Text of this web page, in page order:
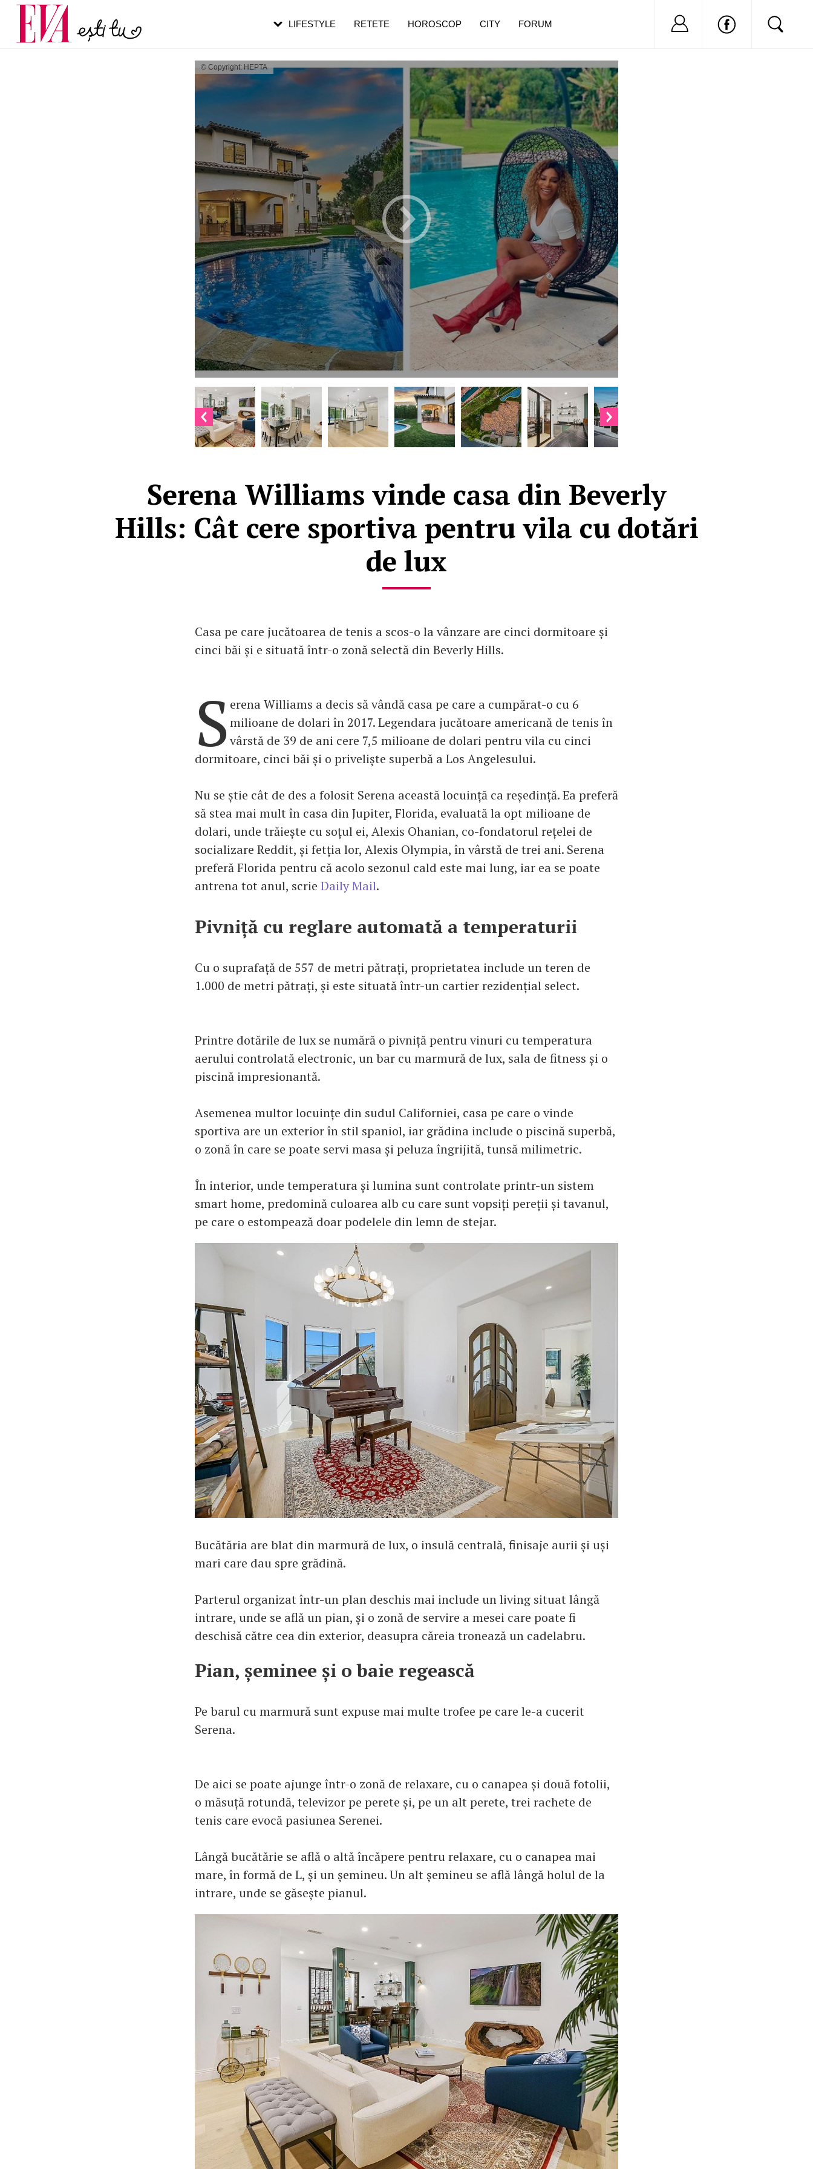
© Copyright: HEPTA
Serena Williams vinde casa din Beverly
Hills: Cât cere sportiva pentru vila cu dotări
de lux
Casa pe care jucătoarea de tenis a scos-o la vânzare are cinci dormitoare și
cinci băi și e situată într-o zonă selectă din Beverly Hills.
S erena Williams a decis să vândă casa pe care a cumpărat-o cu 6
milioane de dolari în 2017. Legendara jucătoare americană de tenis în
vârstă de 39 de ani cere 7,5 milioane de dolari pentru vila cu cinci
dormitoare, cinci băi și o priveliște superbă a Los Angelesului.
Nu se știe cât de des a folosit Serena această locuință ca reședință. Ea preferă
să stea mai mult în casa din Jupiter, Florida, evaluată la opt milioane de
dolari, unde trăiește cu soțul ei, Alexis Ohanian, co-fondatorul rețelei de
socializare Reddit, și fetția lor, Alexis Olympia, în vârstă de trei ani. Serena
preferă Florida pentru că acolo sezonul cald este mai lung, iar ea se poate
antrena tot anul, scrie Daily Mail.
Pivniță cu reglare automată a temperaturii
Cu o suprafață de 557 de metri pătrați, proprietatea include un teren de
1.000 de metri pătrați, și este situată într-un cartier rezidențial select.
Printre dotările de lux se numără o pivniță pentru vinuri cu temperatura
aerului controlată electronic, un bar cu marmură de lux, sala de fitness și o
piscină impresionantă.
Asemenea multor locuințe din sudul Californiei, casa pe care o vinde
sportiva are un exterior în stil spaniol, iar grădina include o piscină superbă,
o zonă în care se poate servi masa și peluza îngrijită, tunsă milimetric.
În interior, unde temperatura și lumina sunt controlate printr-un sistem
smart home, predomină culoarea alb cu care sunt vopsiți pereții și tavanul,
pe care o estompează doar podelele din lemn de stejar.
Bucătăria are blat din marmură de lux, o insulă centrală, finisaje aurii și uși
mari care dau spre grădină.
Parterul organizat într-un plan deschis mai include un living situat lângă
intrare, unde se află un pian, și o zonă de servire a mesei care poate fi
deschisă către cea din exterior, deasupra căreia tronează un cadelabru.
Pian, șeminee și o baie regească
Pe barul cu marmură sunt expuse mai multe trofee pe care le-a cucerit
Serena.
De aici se poate ajunge într-o zonă de relaxare, cu o canapea și două fotolii,
o măsuță rotundă, televizor pe perete și, pe un alt perete, trei rachete de
tenis care evocă pasiunea Serenei.
Lângă bucătărie se află o altă încăpere pentru relaxare, cu o canapea mai
mare, în formă de L, și un șemineu. Un alt șemineu se află lângă holul de la
intrare, unde se găsește pianul.
LIFESTYLE RETETE HOROSCOP CITY FORUM Nu ai cont?
Carieră
Actualitate
pe măsură ce înaintezi în vârstă
de dureroasă este investigația